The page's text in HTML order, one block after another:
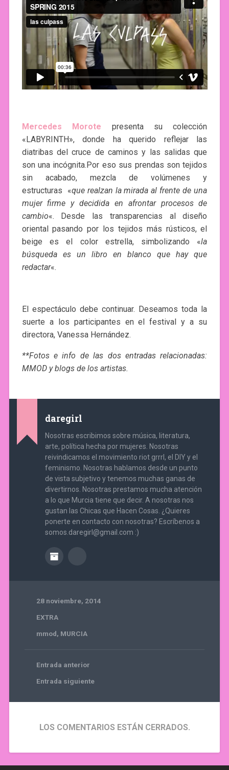
Mercedes Morote presenta su colección
«LABYRINTH», donde ha querido reflejar las
diatribas del cruce de caminos y las salidas que
son una incógnita.Por eso sus prendas son tejidos
sin acabado, mezcla de volúmenes y
estructuras «que realzan la mirada al frente de una
mujer firme y decidida en afrontar procesos de
cambio«. Desde las transparencias al diseño
oriental pasando por los tejidos más rústicos, el
beige es el color estrella, simbolizando «la
búsqueda es un libro en blanco que hay que
redactar«.
El espectáculo debe continuar. Deseamos toda la
suerte a los participantes en el festival y a su
directora, Vanessa Hernández.
**Fotos e info de las dos entradas relacionadas:
MMOD y blogs de los artistas.
daregirl
Nosotras escribimos sobre música, literatura,
arte, política hecha por mujeres. Nosotras
reivindicamos el movimiento riot grrrl, el DIY y el
feminismo. Nosotras hablamos desde un punto
de vista subjetivo y tenemos muchas ganas de
divertirnos. Nosotras prestamos mucha atención
a lo que Murcia tiene que decir. A nosotras nos
gustan las Chicas que Hacen Cosas. ¿Quieres
ponerte en contacto con nosotras? Escríbenos a
somos.daregirl@gmail.com :)
28 noviembre, 2014
EXTRA
mmod, MURCIA
Entrada anterior
Entrada siguiente
LOS COMENTARIOS ESTÁN CERRADOS.